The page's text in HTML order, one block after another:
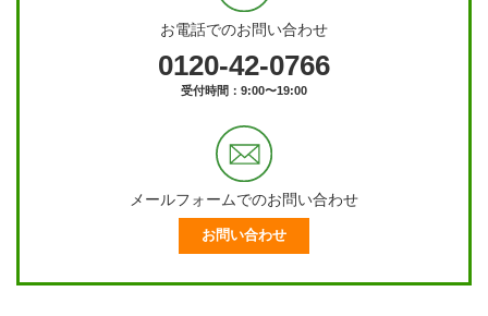
お電話でのお問い合わせ
0120-42-0766
受付時間：9:00〜19:00
メールフォームでのお問い合わせ
お問い合わせ